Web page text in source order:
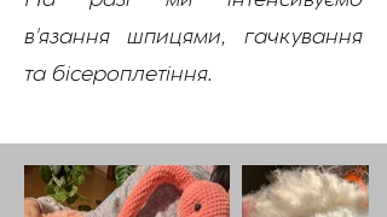
в'язання шпицями, гачкування
та бісероплетіння.